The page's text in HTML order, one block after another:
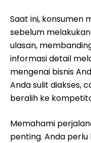
Saat ini, konsumen
sebelum
ulasan,
informasi detail
mengenai bisnis
Anda sulit diakses,
beralih ke
Memahami
penting. Anda